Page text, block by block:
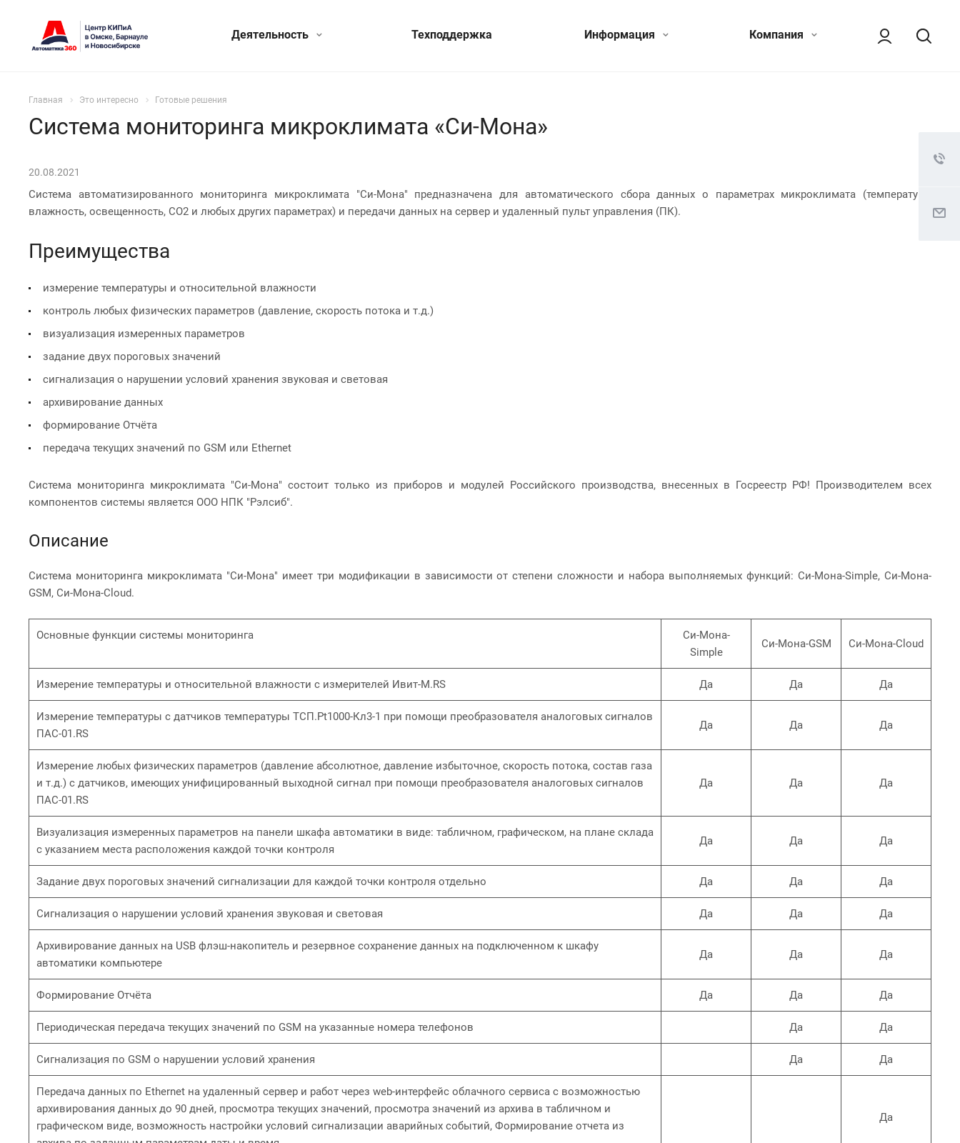
Деятельность Техподдержка Информация Компания
Главная Это интересно Готовые решения
Система мониторинга микроклимата «Си-Мона»
20.08.2021
Система автоматизированного мониторинга микроклимата "Си-Мона" предназначена для автоматического сбора данных о параметрах микроклимата (температура,
влажность, освещенность, СО2 и любых других параметрах) и передачи данных на сервер и удаленный пульт управления (ПК).
Преимущества
измерение температуры и относительной влажности
контроль любых физических параметров (давление, скорость потока и т.д.)
визуализация измеренных параметров
задание двух пороговых значений
сигнализация о нарушении условий хранения звуковая и световая
архивирование данных
формирование Отчёта
передача текущих значений по GSM или Ethernet
Система мониторинга микроклимата "Си-Мона" состоит только из приборов и модулей Российского производства, внесенных в Госреестр РФ! Производителем всех
компонентов системы является ООО НПК "Рэлсиб".
Описание
Система мониторинга микроклимата "Си-Мона" имеет три модификации в зависимости от степени сложности и набора выполняемых функций: Си-Мона-Simple, Си-Мона-
GSM, Си-Мона-Cloud.
Основные функции системы мониторинга
Си-Мона-
Simple
Си-Мона-GSM Си-Мона-Cloud
Измерение температуры и относительной влажности с измерителей Ивит-М.RS Да Да Да
Измерение температуры с датчиков температуры ТСП.Pt1000-Кл3-1 при помощи преобразователя аналоговых сигналов
ПАС-01.RS
Да Да Да
Измерение любых физических параметров (давление абсолютное, давление избыточное, скорость потока, состав газа
и т.д.) с датчиков, имеющих унифицированный выходной сигнал при помощи преобразователя аналоговых сигналов
ПАС-01.RS
Да Да Да
Визуализация измеренных параметров на панели шкафа автоматики в виде: табличном, графическом, на плане склада
с указанием места расположения каждой точки контроля
Да Да Да
Задание двух пороговых значений сигнализации для каждой точки контроля отдельно Да Да Да
Сигнализация о нарушении условий хранения звуковая и световая Да Да Да
Архивирование данных на USB флэш-накопитель и резервное сохранение данных на подключенном к шкафу
автоматики компьютере
Да Да Да
Формирование Отчёта Да Да Да
Периодическая передача текущих значений по GSM на указанные номера телефонов Да Да
Сигнализация по GSM о нарушении условий хранения Да Да
Передача данных по Ethernet на удаленный сервер и работ через web-интерфейс облачного сервиса с возможностью
архивирования данных до 90 дней, просмотра текущих значений, просмотра значений из архива в табличном и
графическом виде, возможность настройки условий сигнализации аварийных событий, Формирование отчета из
Да